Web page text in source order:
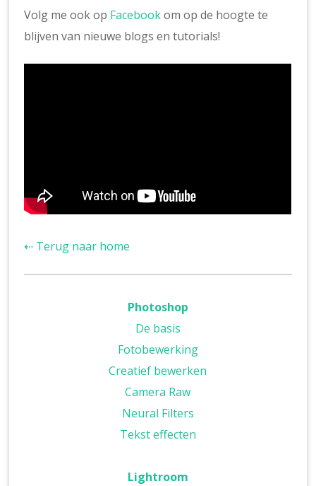
Volg me ook op Facebookom op de hoogte te
blijven van nieuwe blogs en tutorials!
⇠ Terug naar home
Photoshop
De basis
Fotobewerking
Creatief bewerken
Camera Raw
Neural Filters
Tekst effecten
Lightroom